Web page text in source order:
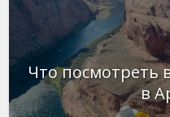
Что посмотреть
в